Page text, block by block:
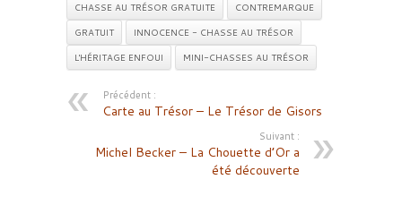
CHASSE AU TRÉSOR GRATUITE
CONTREMARQUE
GRATUIT
INNOCENCE - CHASSE AU TRÉSOR
L'HÉRITAGE ENFOUI
MINI-CHASSES AU TRÉSOR
Précédent :
Carte au Trésor – Le Trésor de Gisors
Suivant :
Michel Becker – La Chouette d’Or a
été découverte